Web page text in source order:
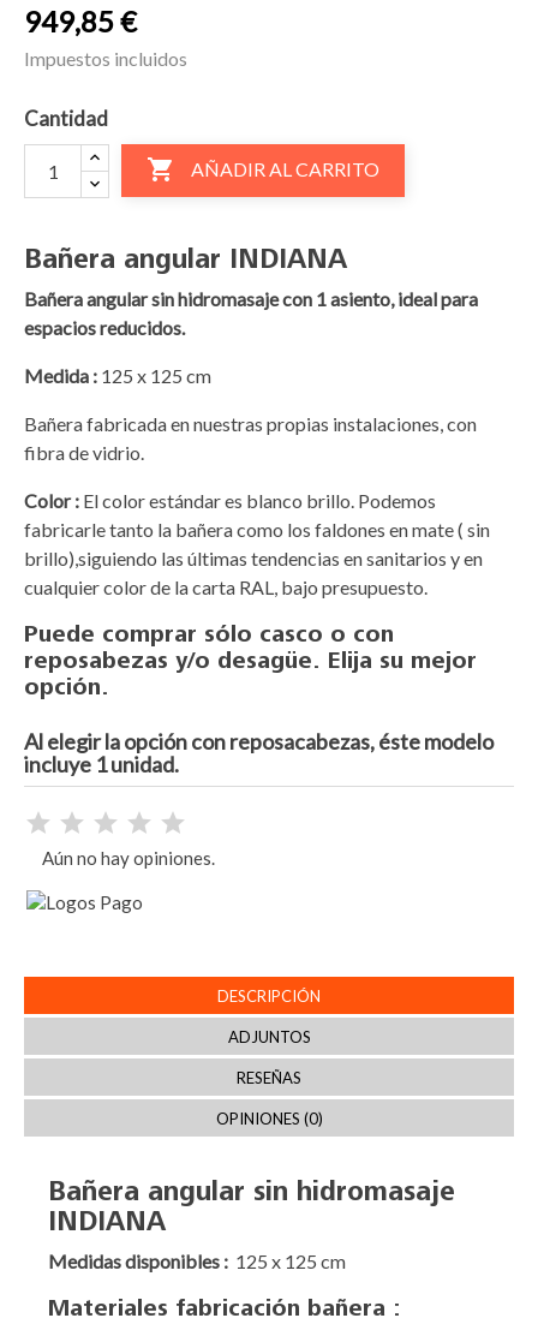
949,85 €
Impuestos incluidos
Cantidad
 AÑADIR AL CARRITO
Bañera angular INDIANA
Bañera angular sin hidromasaje con 1 asiento, ideal para
espacios reducidos.
Medida : 125 x 125 cm
Bañera fabricada en nuestras propias instalaciones, con
fibra de vidrio.
Color : El color estándar es blanco brillo. Podemos
fabricarle tanto la bañera como los faldones en mate ( sin
brillo),siguiendo las últimas tendencias en sanitarios y en
cualquier color de la carta RAL, bajo presupuesto.
Puede comprar sólo casco o con
reposabezas y/o desagüe. Elija su mejor
opción.
Al elegir la opción con reposacabezas, éste modelo
incluye 1 unidad.
Aún no hay opiniones.
DESCRIPCIÓN
ADJUNTOS
RESEÑAS
OPINIONES (0)
Bañera angular sin hidromasaje
INDIANA
Medidas disponibles : 125 x 125 cm
Materiales fabricación bañera :